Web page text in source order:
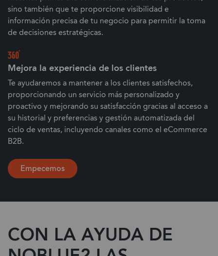
sino también que te proporcione visibilidad e
información precisa de tu negocio para permitir la toma
de decisiones estratégicas.
Mejora la experiencia de los clientes
Te ayudaremos a mantener a los clientes satisfechos,
proporcionando un servicio más personalizado y
proactivo y mejorando su satisfacción gracias al acceso a
su historial y preferencias y gestión automatizada del
ciclo de ventas, incluyendo canales como el eCommerce
B2B.
Empecemos
CON LA AYUDA DE